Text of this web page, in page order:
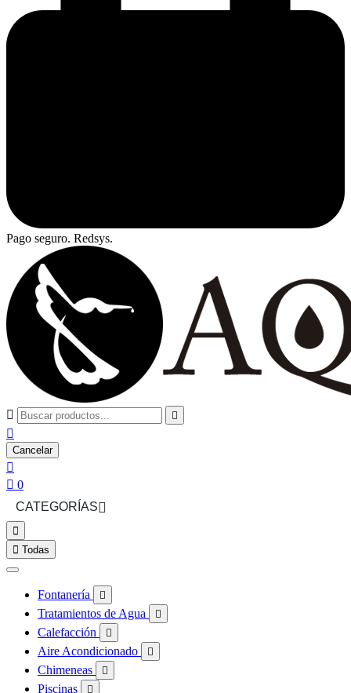
Pago seguro. Redsys.
 

Cancelar

 0
CATEGORÍAS

 Todas
Fontanería 
Tratamientos de Agua 
Calefacción 
Aire Acondicionado 
Chimeneas 
Piscinas 